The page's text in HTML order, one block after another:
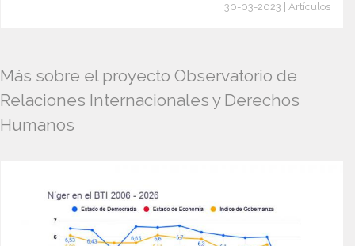
30-03-2023 | Artículos
Más sobre el proyecto Observatorio de
Relaciones Internacionales y Derechos
Humanos